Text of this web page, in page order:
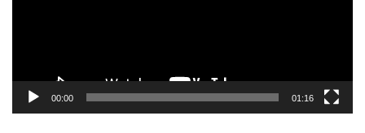
00:00 01:16